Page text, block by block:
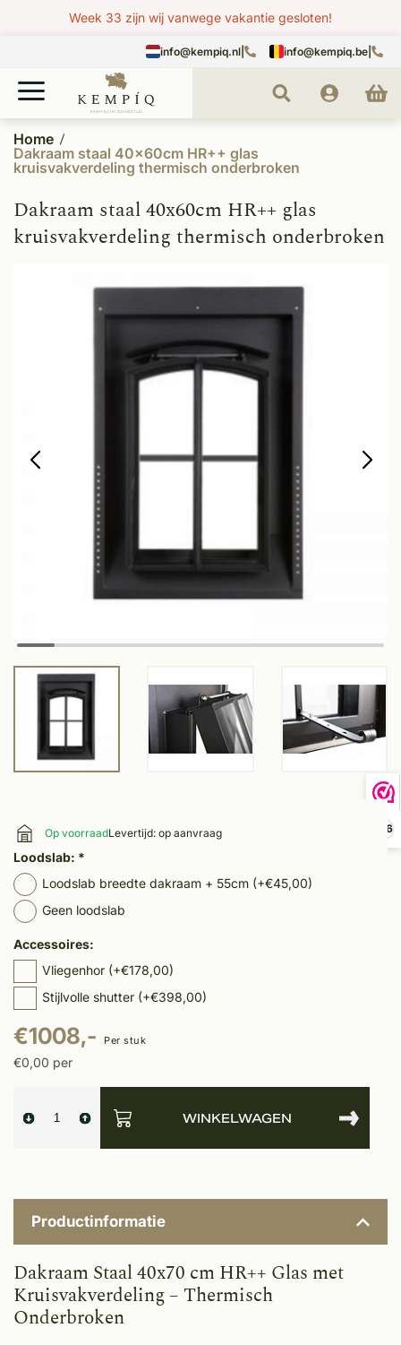
9,6
Week 33 zijn wij vanwege vakantie gesloten!
info@kempiq.nl info@kempiq.be
Home
Dakraam staal 40x60cm HR++ glas
kruisvakverdeling thermisch onderbroken
Dakraam staal 40x60cm HR++ glas
kruisvakverdeling thermisch onderbroken
Op voorraadLevertijd: op aanvraag
Loodslab: *
Loodslab breedte dakraam + 55cm (+€45,00)
Geen loodslab
Accessoires:
Vliegenhor (+€178,00)
Stijlvolle shutter (+€398,00)
€1008,- Per stuk
€0,00 per
WINKELWAGEN
Productinformatie
Dakraam Staal 40x70 cm HR++ Glas met
Kruisvakverdeling – Thermisch
Onderbroken